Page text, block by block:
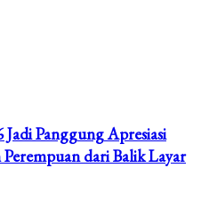
Panggung Apresiasi
dari Balik Layar